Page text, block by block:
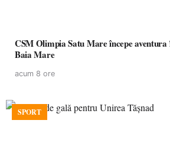
CSM Olimpia Satu Mare începe aventura în Cupa României la
Baia Mare
acum 8 ore
SPORT